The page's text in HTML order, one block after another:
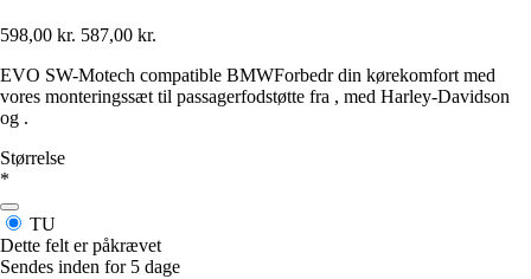
598,00 kr. 587,00 kr.
EVO SW-Motech compatible BMWForbedr din kørekomfort med
vores monteringssæt til passagerfodstøtte fra , med Harley-Davidson
og .
Størrelse
*
TU
Dette felt er påkrævet
Sendes inden for 5 dage